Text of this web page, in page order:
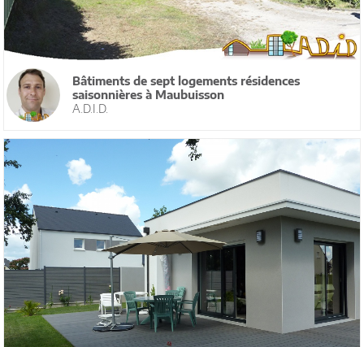
Bâtiments de sept logements résidences
saisonnières à Maubuisson
A.D.I.D.